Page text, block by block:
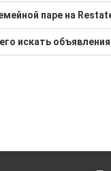
паре на
комнату семейной
нашим поиском по
искать объявления